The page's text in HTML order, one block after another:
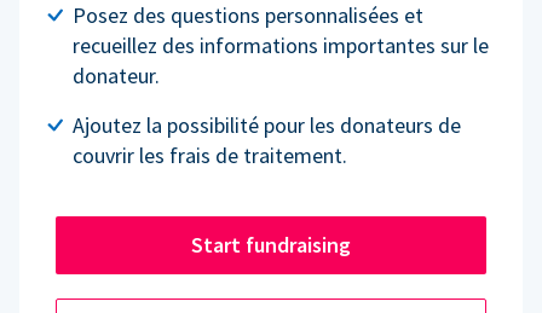
Posez des questions personnalisées et
recueillez des informations importantes sur le
donateur.
Ajoutez la possibilité pour les donateurs de
couvrir les frais de traitement.
Start fundraising